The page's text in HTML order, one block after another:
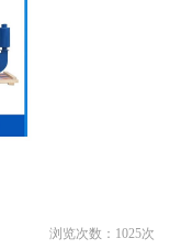
浏览次数： 1025次